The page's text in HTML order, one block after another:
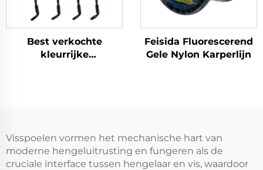
Best verkochte
kleurrijke
Feisida Fluorescerend
Gele Nylon Karperlijn
Visspoelen vormen het mechanische hart van
moderne hengeluitrusting en fungeren als de
cruciale interface tussen hengelaar en vis, waardoor